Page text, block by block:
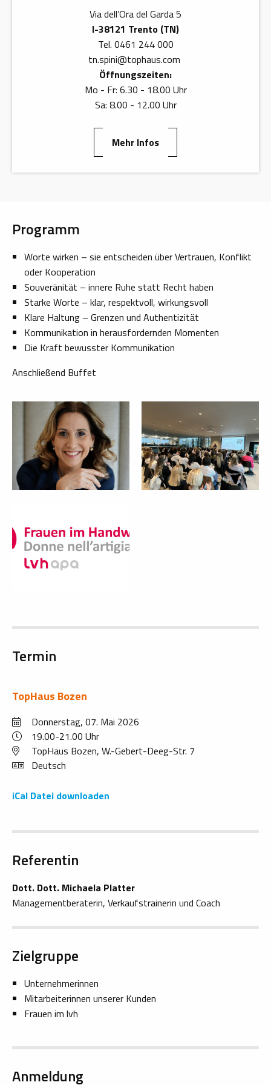
Programm
Worte wirken – sie entscheiden über Vertrauen, Konflikt
oder Kooperation
Souveränität – innere Ruhe statt Recht haben
Starke Worte – klar, respektvoll, wirkungsvoll
Klare Haltung – Grenzen und Authentizität
Kommunikation in herausfordernden Momenten
Die Kraft bewusster Kommunikation
Anschließend Buffet
Termin
TopHaus Bozen
Donnerstag, 07. Mai 2026
19.00-21.00 Uhr
TopHaus Bozen, W.-Gebert-Deeg-Str. 7
Deutsch
iCal Datei downloaden
Referentin
Dott. Dott. Michaela Platter
Managementberaterin, Verkaufstrainerin und Coach
Zielgruppe
Unternehmerinnen
Mitarbeiterinnen unserer Kunden
Frauen im lvh
Anmeldung
Via dell’Ora del Garda 5
I-38121 Trento (TN)
Tel. 0461 244 000
tn.spini@tophaus.com
Öffnungszeiten:
Mo - Fr: 6.30 - 18.00 Uhr
Sa: 8.00 - 12.00 Uhr
Mehr Infos